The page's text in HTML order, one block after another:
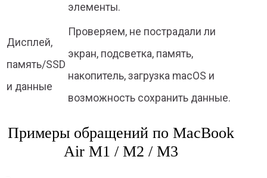
элементы.
Дисплей,
память/SSD
и данные
Проверяем, не пострадали ли
экран, подсветка, память,
накопитель, загрузка macOS и
возможность сохранить данные.
Примеры обращений по MacBook
Air M1 / M2 / M3